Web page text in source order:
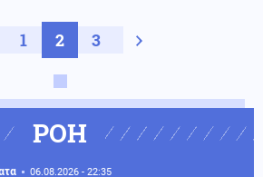
σελίδα
1 2 3 Next page
ΡΟΗ
06.08.2026 - 22:35